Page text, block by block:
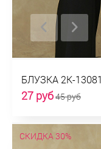
БЛУЗКА 2К-
27 руб45 руб
СКИДКА 30%